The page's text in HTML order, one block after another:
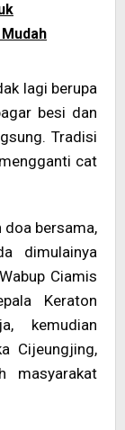
lagi berupa
besi dan
Tradisi
cat
doa bersama,
dimulainya
Ciamis
Keraton
kemudian
Cijeungjing,
masyarakat